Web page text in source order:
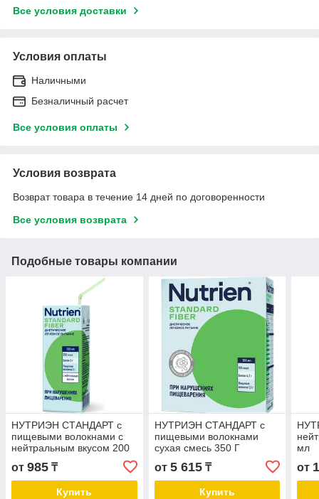
Все условия доставки
Условия оплаты
Наличными
Безналичный расчет
Все условия оплаты
Условия возврата
Возврат товара в течение 14 дней по договоренности
Все условия возврата
Подобные товары компании
НУТРИЭН СТАНДАРТ с
пищевыми волокнами с
нейтральным вкусом 200
от 985 ₸
Купить
НУТРИЭН СТАНДАРТ с
пищевыми волокнами
сухая смесь 350 Г
от 5 615₸
Купить
мл
от